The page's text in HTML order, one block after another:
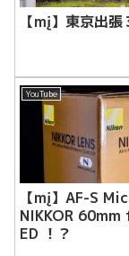
【mį】東京出張
YouTube
【mį】AF-S
NIKKOR
ED ！？